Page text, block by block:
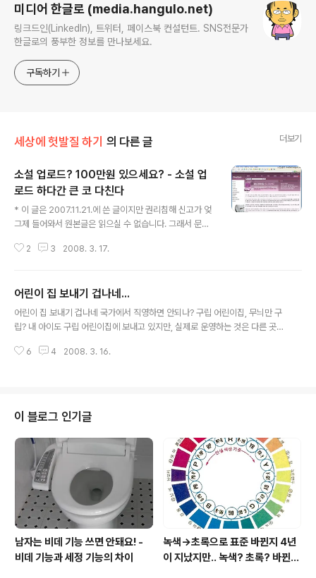
미디어 한글로 (media.hangulo.net)
링크드인(LinkedIn), 트위터, 페이스북 컨설턴트. SNS전문가
한글로의 풍부한 정보를 만나보세요.
구독하기
세상에 헛발질 하기 의 다른 글 더보기
소설 업로드? 100만원 있으세요? - 소설 업
로드 하다간 큰 코 다친다
* 이 글은 2007.11.21.에 쓴 글이지만 권리침해 신고가 엊
그제 들어와서 원본글은 읽으실 수 없습니다. 그래서 문제
자를 나타나는 문구가 없음을 밝힙니다. 소설 업로드? 100
보는 것은 불법이다. (웹하드 사용료 말고!) 이 사실은 누구
나 안다. 그렇지만, 많이들 몰래 몰래 다운 받는다. 한때, 영
파라치 란 것이 성행했는데, 아직도 여전하다. ▲ 영파라치
VIE_YOUNGPA/Youngparachi_Main.ASP 영파라치
2 3 2008. 3. 17.
어린이 집 보내기 겁나네...
어린이 집 보내기 겁나네 국가에서 직영하면 안되나? 구립 어린이집, 무늬만 구
립? 내 아이도 구립 어린이집에 보내고 있지만, 실제로 운영하는 것은 다른 곳이
5) MBC 뉴스 후를 보니, 정말 아찔한 곳이 많다는 사실을 알았다. (http://ww
한이 지난 음식을 주는 것이 예사인 어린이집의 교사도 어디에 고발조차 못한다
고 한다. 해봤자 미리 알려주고 쳐들어올것이고, ..
6 4 2008. 3. 16.
이 블로그 인기글
남자는 비데 기능 쓰면 안돼요! -
비데 기능과 세정 기능의 차이
녹색→초록으로 표준 바뀐지 4년
이 지났지만.. 녹색? 초록? 바뀐